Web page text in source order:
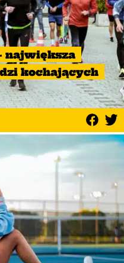
największa
kochających